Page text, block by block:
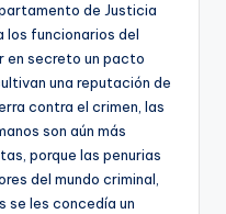
de Justicia
los funcionarios del
en secreto un pacto
una reputación de
contra el crimen, las
son aún más
porque las penurias
del mundo criminal,
se les concedía un